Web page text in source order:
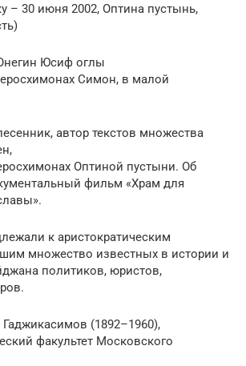
– 30 июня 2002, Оптина пустынь,
Юсиф оглы
Симон, в малой
автор текстов множества
Оптиной пустыни. Об
фильм «Храм для
к аристократическим
множество известных в истории и
политиков, юристов,
(1892–1960),
факультет Московского